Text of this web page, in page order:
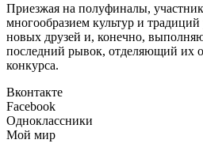
Приезжая на полуфиналы,
многообразием культур и
новых друзей и, конечно,
последний рывок, отделяющий их
конкурса.
Вконтакте
Facebook
Одноклассники
Мой мир